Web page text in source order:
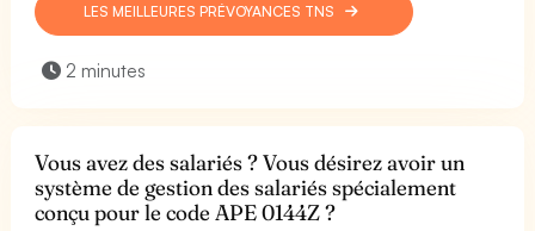
LES MEILLEURES PRÉVOYANCES TNS
2 minutes
Vous avez des salariés ? Vous désirez avoir un
système de gestion des salariés spécialement
conçu pour le code APE 0144Z ?